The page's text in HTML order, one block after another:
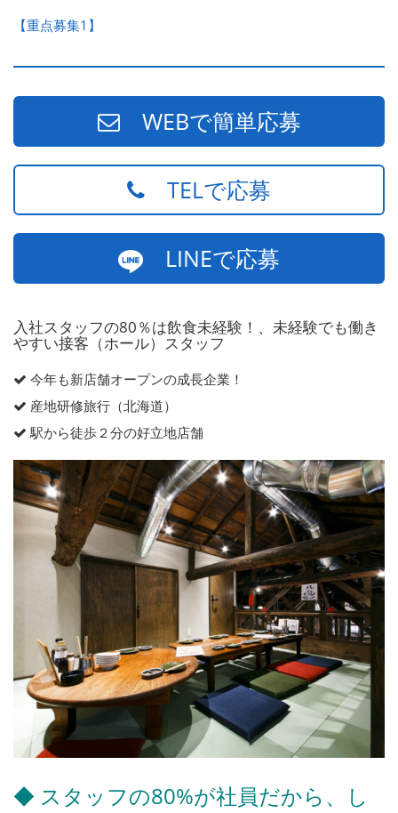
【重点募集1】
WEBで簡単応募
TELで応募
LINEで応募
入社スタッフの80％は飲食未経験！、未経験でも働き
やすい接客（ホール）スタッフ
今年も新店舗オープンの成長企業！
産地研修旅行（北海道）
駅から徒歩２分の好立地店舗
◆ スタッフの80%が社員だから、し